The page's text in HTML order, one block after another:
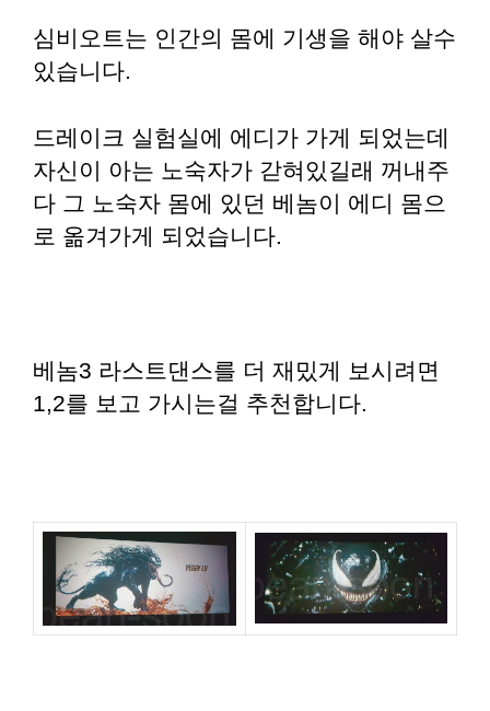
심비오트는 인간의 몸에 기생을 해야 살수
있습니다.
드레이크 실험실에 에디가 가게 되었는데
자신이 아는 노숙자가 갇혀있길래 꺼내주
다 그 노숙자 몸에 있던 베놈이 에디 몸으
로 옮겨가게 되었습니다.
베놈3 라스트댄스를 더 재밌게 보시려면
1,2를 보고 가시는걸 추천합니다.